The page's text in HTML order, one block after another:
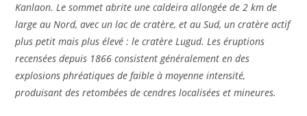
Kanlaon. Le sommet abrite une caldeira allongée de 2 km de
large au Nord, avec un lac de cratère, et au Sud, un cratère actif
plus petit mais plus élevé : le cratère Lugud. Les éruptions
recensées depuis 1866 consistent généralement en des
explosions phréatiques de faible à moyenne intensité,
produisant des retombées de cendres localisées et mineures.